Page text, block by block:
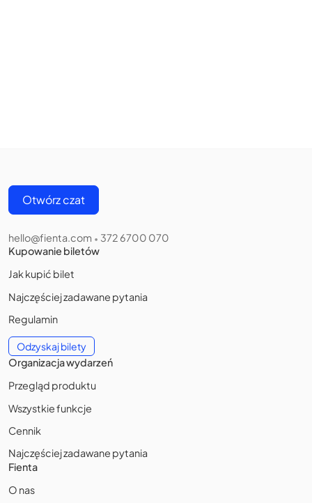
Otwórz czat
hello@fienta.com • 372 6700 070
Kupowanie biletów
Jak kupić bilet
Najczęściej zadawane pytania
Regulamin
Odzyskaj bilety
Organizacja wydarzeń
Przegląd produktu
Wszystkie funkcje
Cennik
Najczęściej zadawane pytania
Fienta
O nas